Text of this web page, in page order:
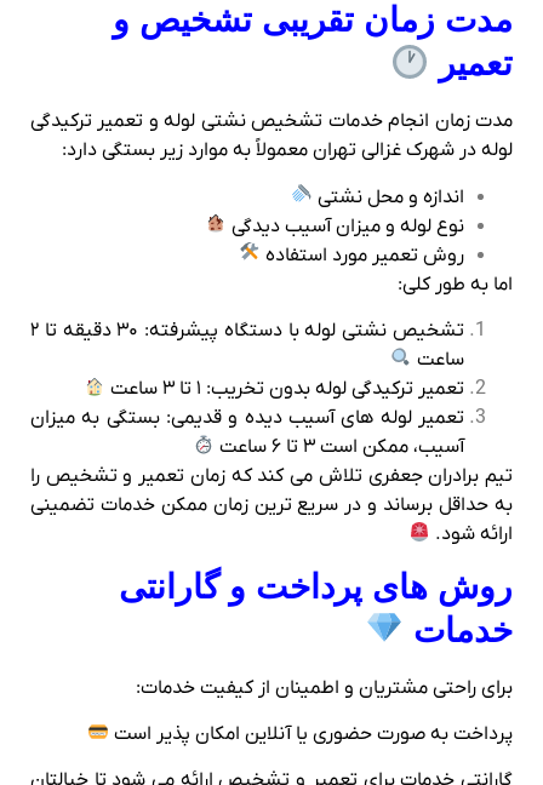
مدت زمان تقریبی تشخیص و
تعمیر
مدت زمان انجام خدمات تشخیص نشتی لوله و تعمیر ترکیدگی
لوله در شهرک غزالی تهران معمولاً به موارد زیر بستگی دارد:
اندازه و محل نشتی
نوع لوله و میزان آسیب‌ دیدگی
روش تعمیر مورد استفاده
اما به طور کلی:
تشخیص نشتی لوله با دستگاه پیشرفته: ۳۰ دقیقه تا ۲
ساعت
تعمیر ترکیدگی لوله بدون تخریب: ۱ تا ۳ ساعت
تعمیر لوله‌ های آسیب دیده و قدیمی: بستگی به میزان
آسیب، ممکن است ۳ تا ۶ ساعت
تیم برادران جعفری تلاش می‌ کند که زمان تعمیر و تشخیص را
به حداقل برساند و در سریع‌ ترین زمان ممکن خدمات تضمینی
ارائه شود.
روش‌ های پرداخت و گارانتی
خدمات
برای راحتی مشتریان و اطمینان از کیفیت خدمات:
پرداخت به صورت حضوری یا آنلاین امکان‌ پذیر است